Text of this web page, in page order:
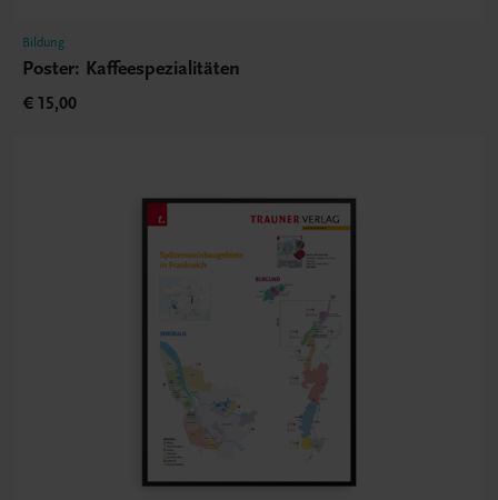
Bildung
Poster: Kaffeespezialitäten
€ 15,00